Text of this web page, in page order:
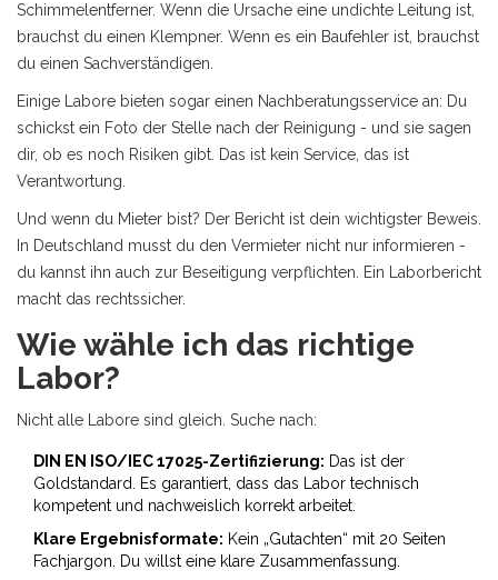
Schimmelentferner. Wenn die Ursache eine undichte Leitung ist,
brauchst du einen Klempner. Wenn es ein Baufehler ist, brauchst
du einen Sachverständigen.
Einige Labore bieten sogar einen Nachberatungsservice an: Du
schickst ein Foto der Stelle nach der Reinigung - und sie sagen
dir, ob es noch Risiken gibt. Das ist kein Service, das ist
Verantwortung.
Und wenn du Mieter bist? Der Bericht ist dein wichtigster Beweis.
In Deutschland musst du den Vermieter nicht nur informieren -
du kannst ihn auch zur Beseitigung verpflichten. Ein Laborbericht
macht das rechtssicher.
Wie wähle ich das richtige
Labor?
Nicht alle Labore sind gleich. Suche nach:
DIN EN ISO/IEC 17025-Zertifizierung: Das ist der
Goldstandard. Es garantiert, dass das Labor technisch
kompetent und nachweislich korrekt arbeitet.
Klare Ergebnisformate: Kein „Gutachten“ mit 20 Seiten
Fachjargon. Du willst eine klare Zusammenfassung.